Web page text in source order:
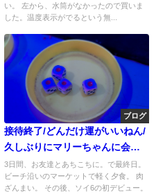
い。 左から、水筒がなかったので買いま
した。温度表示がでるという無...
ブログ
接待終了/どんだけ運がいいねん/
久しぶりにマリーちゃんに会
う。
3日間、お友達とあちこちに。で最終日。
ビーチ沿いのマーケットで軽く夕食。 肉
ざんまい。 その後、ソイ6の初デビュー。